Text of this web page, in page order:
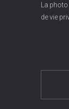
La
de vie